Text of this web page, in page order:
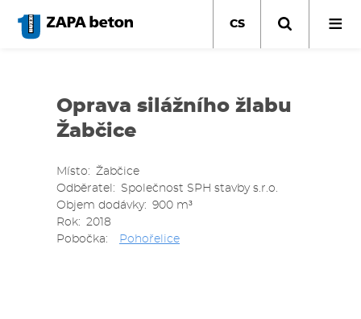
hlavnímu
CS
Oprava silážního žlabu
Žabčice
Místo
Žabčice
Odběratel
Společnost SPH stavby s.r.o.
Objem dodávky
900 m³
Rok
2018
Pobočka
Pohořelice